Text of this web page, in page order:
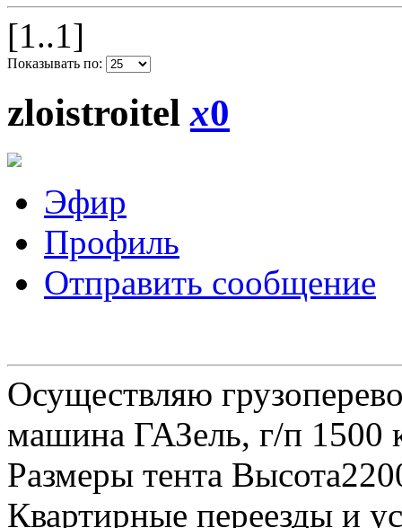
[1..1]
Показывать по:
zloistroitelx0
Эфир
Профиль
Отправить сообщение
Осуществляю
машина ГАЗель, г/п 1500
Размеры тента
Квартирные переезды и